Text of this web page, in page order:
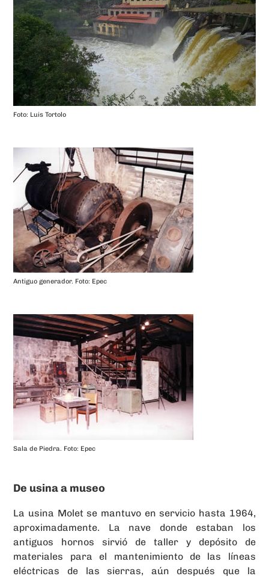
Foto: Luis Tortolo
Antiguo generador. Foto: Epec
Sala de Piedra. Foto: Epec
De usina a museo
La usina Molet se mantuvo en servicio hasta 1964,
aproximadamente. La nave donde estaban los
antiguos hornos sirvió de taller y depósito de
materiales para el mantenimiento de las líneas
eléctricas de las sierras, aún después que la